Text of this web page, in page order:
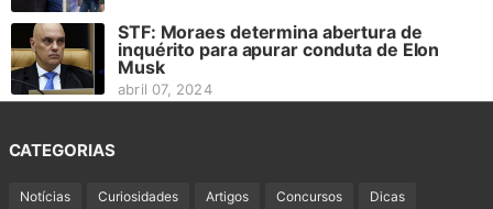
STF: Moraes determina abertura de
inquérito para apurar conduta de Elon
Musk
abril 07, 2024
CATEGORIAS
Notícias Curiosidades Artigos Concursos Dicas